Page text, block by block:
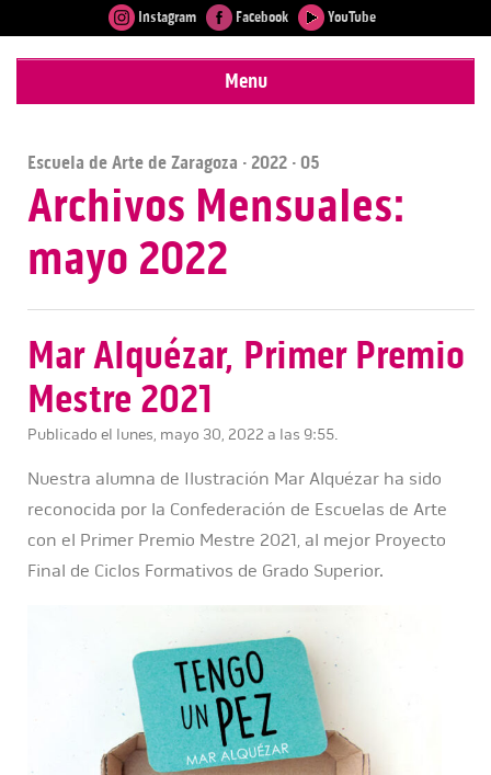
Instagram Facebook YouTube
Menu
Escuela de Arte de Zaragoza · 2022 · 05
Archivos Mensuales:
mayo 2022
Mar Alquézar, Primer Premio
Mestre 2021
Publicado el lunes, mayo 30, 2022 a las 9:55.
Nuestra alumna de Ilustración Mar Alquézar ha sido
reconocida por la Confederación de Escuelas de Arte
con el Primer Premio Mestre 2021, al mejor Proyecto
Final de Ciclos Formativos de Grado Superior.